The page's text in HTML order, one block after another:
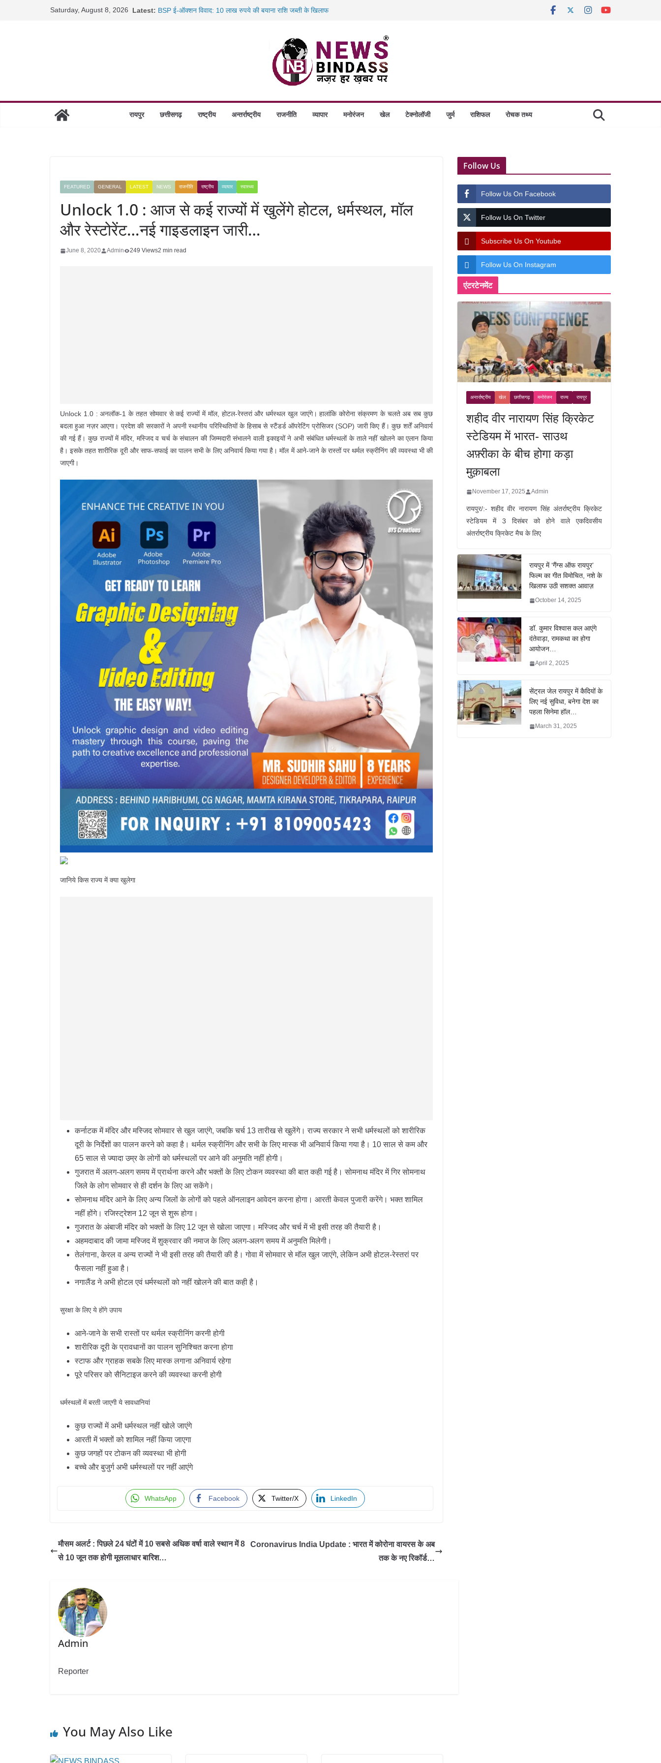
Saturday, August 8, 2026 Latest: BSP ई-ऑक्शन विवाद: 10 लाख रुपये की बयाना राशि जब्ती के खिलाफ
छत्तीसगढ़ में 1460 गोधाम होंगे स्थापित, हर विकासखंड के 10 उत्कृष्ट गोठानों
साइबर ठगी पर दुर्ग पुलिस का बड़ा एक्शन: 13 म्यूल बैंक खाताधारक गिरफ्तार
रायपुर छत्तीसगढ़ राष्ट्रीय अन्तर्राष्ट्रीय राजनीति व्यापार मनोरंजन खेल टेक्नोलॉजी जुर्म राशिफल रोचक तथ्य
FEATURED GENERAL LATEST NEWS राजनीति राष्ट्रीय व्यापार स्वास्थ्य
Unlock 1.0 : आज से कई राज्यों में खुलेंगे होटल, धर्मस्‍थल, मॉल
और रेस्टोरेंट…नई गाइडलाइन जारी…
June 8, 2020 Admin 249 Views2 min read
Unlock 1.0 : अनलॉक-1 के तहत सोमवार से कई राज्यों में मॉल, होटल-रेस्तरां और धर्मस्थल खुल जाएंगे। हालांकि कोरोना संक्रमण के चलते अब सब कुछ
बदला हुआ नज़र आएगा। प्रदेश की सरकारों ने अपनी स्थानीय परिस्थितियों के हिसाब से स्टैंडर्ड ऑपरेटिंग प्रोसिजर (SOP) जारी किए हैं। कुछ शर्तें अनिवार्य
की गई हैं। कुछ राज्यों में मंदिर, मस्जिद व चर्च के संचालन की जिम्मदारी संभालने वाली इकाइयों ने अभी संबंधित धर्मस्थलों के ताले नहीं खोलने का एलान किया
है। इसके तहत शारीरिक दूरी और साफ-सफाई का पालन सभी के लिए अनिवार्य किया गया है। मॉल में आने-जाने के रास्तों पर थर्मल स्क्रीनिंग की व्यवस्था भी की
जाएगी।
जानिये किस राज्‍य में क्‍या खुलेगा
कर्नाटक में मंदिर और मस्जिद सोमवार से खुल जाएंगे, जबकि चर्च 13 तारीख से खुलेंगे। राज्य सरकार ने सभी धर्मस्थलों को शारीरिक
दूरी के निर्देशों का पालन करने को कहा है। थर्मल स्क्रीनिंग और सभी के लिए मास्क भी अनिवार्य किया गया है। 10 साल से कम और
65 साल से ज्यादा उम्र के लोगों को धर्मस्थलों पर आने की अनुमति नहीं होगी।
गुजरात में अलग-अलग समय में प्रार्थना करने और भक्तों के लिए टोकन व्यवस्था की बात कही गई है। सोमनाथ मंदिर में गिर सोमनाथ
जिले के लोग सोमवार से ही दर्शन के लिए आ सकेंगे।
सोमनाथ मंदिर आने के लिए अन्य जिलों के लोगों को पहले ऑनलाइन आवेदन करना होगा। आरती केवल पुजारी करेंगे। भक्त शामिल
नहीं होंगे। रजिस्ट्रेशन 12 जून से शुरू होगा।
गुजरात के अंबाजी मंदिर को भक्तों के लिए 12 जून से खोला जाएगा। मस्जिद और चर्च में भी इसी तरह की तैयारी है।
अहमदाबाद की जामा मस्जिद में शुक्रवार की नमाज के लिए अलग-अलग समय में अनुमति मिलेगी।
तेलंगाना, केरल व अन्य राज्यों ने भी इसी तरह की तैयारी की है। गोवा में सोमवार से मॉल खुल जाएंगे, लेकिन अभी होटल-रेस्तरां पर
फैसला नहीं हुआ है।
नगालैंड ने अभी होटल एवं धर्मस्थलों को नहीं खोलने की बात कही है।
सुरक्षा के लिए ये होंगे उपाय
आने-जाने के सभी रास्तों पर थर्मल स्क्रीनिंग करनी होगी
शारीरिक दूरी के प्रावधानों का पालन सुनिश्चित करना होगा
स्टाफ और ग्राहक सबके लिए मास्क लगाना अनिवार्य रहेगा
पूरे परिसर को सैनिटाइज करने की व्यवस्था करनी होगी
धर्मस्थलों में बरती जाएगी ये सावधानियां
कुछ राज्यों में अभी धर्मस्थल नहीं खोले जाएंगे
आरती में भक्तों को शामिल नहीं किया जाएगा
कुछ जगहों पर टोकन की व्यवस्था भी होगी
बच्चे और बुजुर्ग अभी धर्मस्थलों पर नहीं आएंगे
WhatsApp Facebook Twitter/X LinkedIn
मौसम अलर्ट : पिछले 24 घंटों में 10 सबसे अधिक वर्षा वाले स्थान में 8
से 10 जून तक होगी मूसलाधार बारिश…
Coronavirus India Update : भारत में कोरोना वायरस के अब
तक के नए रिकॉर्ड…
Admin
Reporter
You May Also Like
Follow Us
Follow Us On Facebook
Follow Us On Twitter
Subscribe Us On Youtube
Follow Us On Instagram
एंटरटेनमेंट
अन्तर्राष्ट्रीय खेल छत्तीसगढ़ मनोरंजन राज्य रायपुर
शहीद वीर नारायण सिंह क्रिकेट
स्टेडियम में भारत- साउथ
अफ़्रीका के बीच होगा कड़ा
मुक़ाबला
November 17, 2025 Admin
रायपुर/:- शहीद वीर नारायण सिंह अंतर्राष्ट्रीय क्रिकेट
स्टेडियम में 3 दिसंबर को होने वाले एकदिवसीय
अंतर्राष्ट्रीय क्रिकेट मैच के लिए
रायपुर में ‘गैंग्स ऑफ रायपुर’
फिल्म का गीत विमोचित, नशे के
खिलाफ उठी सशक्त आवाज़
October 14, 2025
डॉ. कुमार विश्वास कल आएंगे
दंतेवाड़ा, रामकथा का होगा
आयोजन…
April 2, 2025
सेंट्रल जेल रायपुर में कैदियों के
लिए नई सुविधा, बनेगा देश का
पहला सिनेमा हॉल…
March 31, 2025